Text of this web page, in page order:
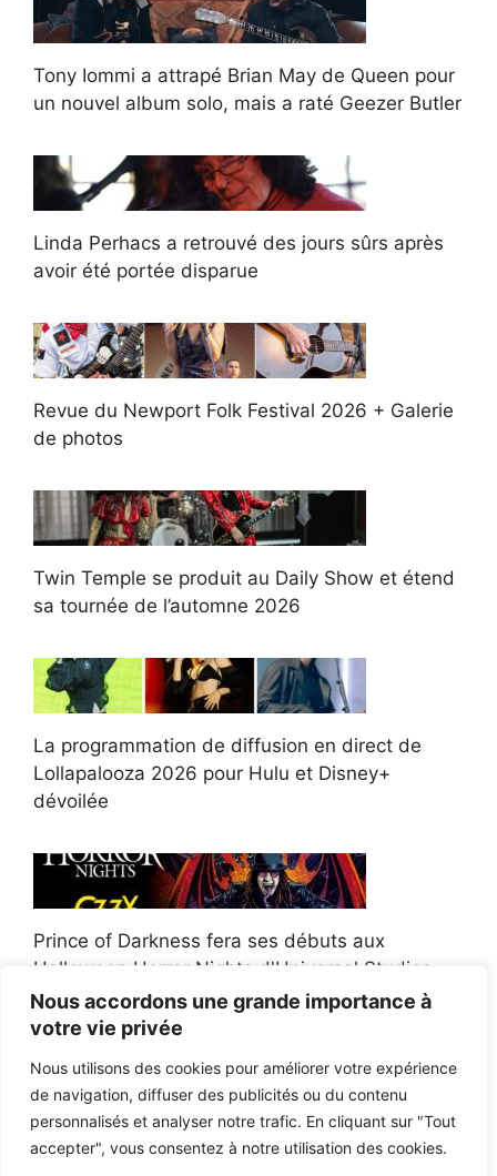
Nous accordons une grande importance à
votre vie privée
Nous utilisons des cookies pour améliorer votre expérience
de navigation, diffuser des publicités ou du contenu
personnalisés et analyser notre trafic. En cliquant sur "Tout
accepter", vous consentez à notre utilisation des cookies.
Tony Iommi a attrapé Brian May de Queen pour
un nouvel album solo, mais a raté Geezer Butler
Linda Perhacs a retrouvé des jours sûrs après
avoir été portée disparue
Revue du Newport Folk Festival 2026 + Galerie
de photos
Twin Temple se produit au Daily Show et étend
sa tournée de l’automne 2026
La programmation de diffusion en direct de
Lollapalooza 2026 pour Hulu et Disney+
dévoilée
Prince of Darkness fera ses débuts aux
Halloween Horror Nights d'Universal Studios
Afroman poursuit un policier de l'Ohio après la
victoire du jury en diffamation